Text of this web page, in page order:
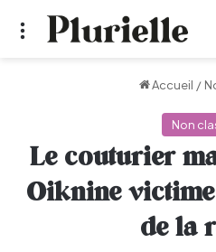
Menu
Accueil /
Non
Le couturier
Oiknine
de la